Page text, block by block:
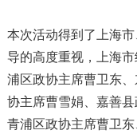
本次活动得到了上海
导的高度重视，上海
浦区政协主席曹卫东
协主席曹雪娟、嘉善
青浦区政协主席曹卫